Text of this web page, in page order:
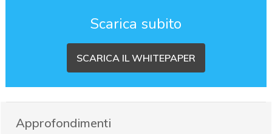
Scarica subito
SCARICA IL WHITEPAPER
Approfondimenti